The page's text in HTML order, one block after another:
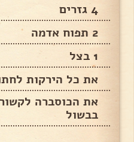
4 גזרים
2 תפוח אדמה
1 בצל
את כל הירקות
את הכוסברה
בבשול